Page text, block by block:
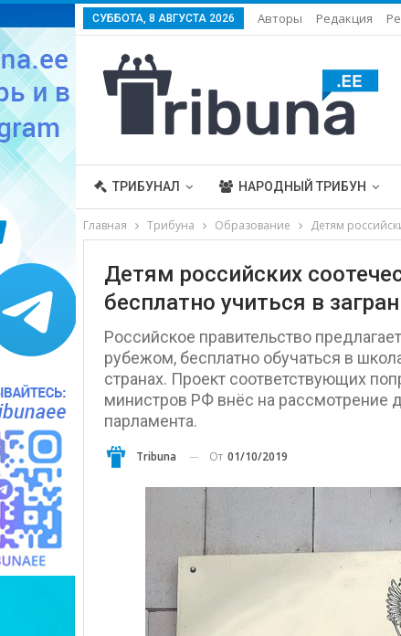
СУББОТА, 8 АВГУСТА 2026 Авторы Редакция
ТРИБУНАЛ НАРОДНЫЙ ТРИБУН
Главная Трибуна Образование Детям
Детям российских
бесплатно учиться в
Российское правительство
рубежом, бесплатно обучаться в
странах. Проект соответствующих
министров РФ внёс на рассмотрение
парламента.
Tribuna От 01/10/2019